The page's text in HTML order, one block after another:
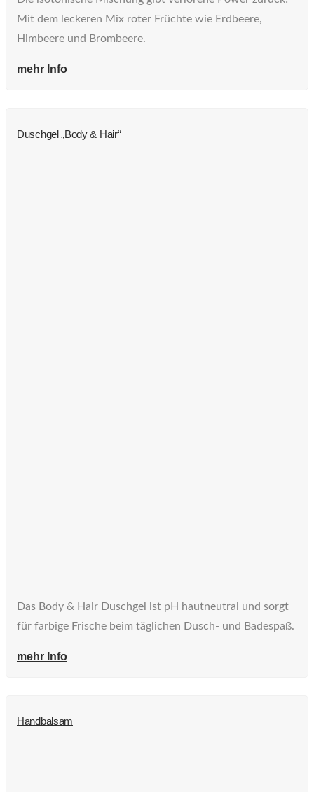
Mit dem leckeren Mix roter Früchte wie Erdbeere,
Himbeere und Brombeere.
mehr Info
Duschgel „Body & Hair“
Das Body & Hair Duschgel ist pH hautneutral und sorgt
für farbige Frische beim täglichen Dusch- und Badespaß.
mehr Info
Handbalsam